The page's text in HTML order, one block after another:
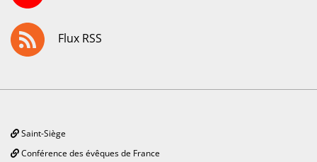
Flux RSS
Saint-Siège
Conférence des évêques de France